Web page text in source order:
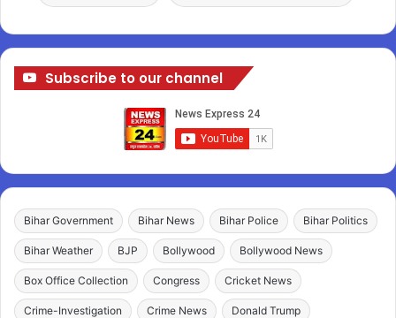
Subscribe to our channel
Bihar Government Bihar News Bihar Police Bihar Politics
Bihar Weather BJP Bollywood Bollywood News
Box Office Collection Congress Cricket News
Crime-Investigation Crime News Donald Trump